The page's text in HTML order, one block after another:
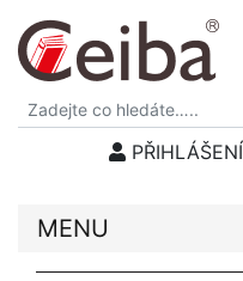
PŘIHLÁŠENÍ
MENU